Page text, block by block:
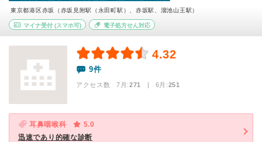
東京都港区赤坂（赤坂見附駅（永田町駅）、赤坂駅、溜池山王駅）
マイナ受付 (スマホ可) 電子処方せん対応
4.32
9件
アクセス数 7月:271 | 6月:251
耳鼻咽喉科
5.0
迅速であり的確な診断